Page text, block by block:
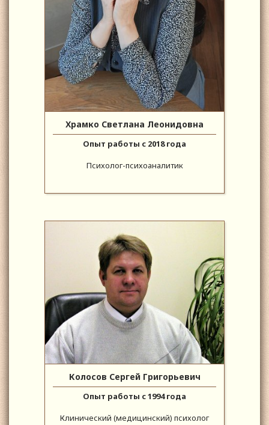
Храмко Светлана Леонидовна
Опыт работы с 2018 года
Психолог-психоаналитик
Колосов Сергей Григорьевич
Опыт работы с 1994 года
Клинический (медицинский) психолог